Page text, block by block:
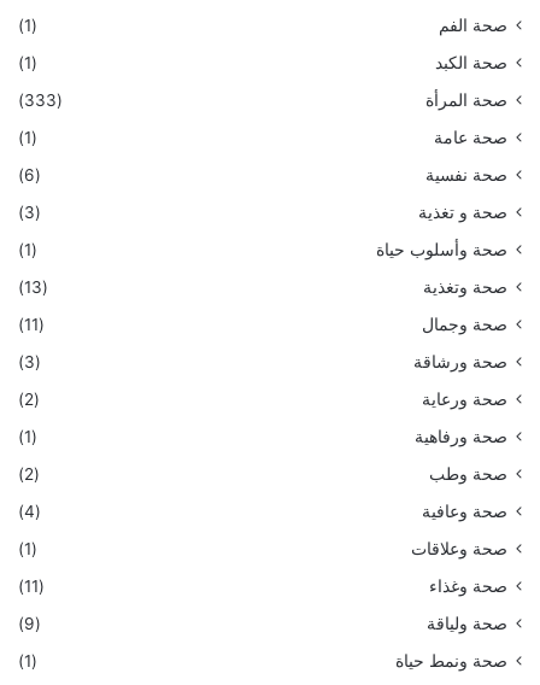
صحة الفم
(1)
صحة الكبد
(1)
صحة المرأة
(333)
صحة عامة
(1)
صحة نفسية
(6)
صحة و تغذية
(3)
صحة وأسلوب حياة
(1)
صحة وتغذية
(13)
صحة وجمال
(11)
صحة ورشاقة
(3)
صحة ورعاية
(2)
صحة ورفاهية
(1)
صحة وطب
(2)
صحة وعافية
(4)
صحة وعلاقات
(1)
صحة وغذاء
(11)
صحة ولياقة
(9)
صحة ونمط حياة
(1)